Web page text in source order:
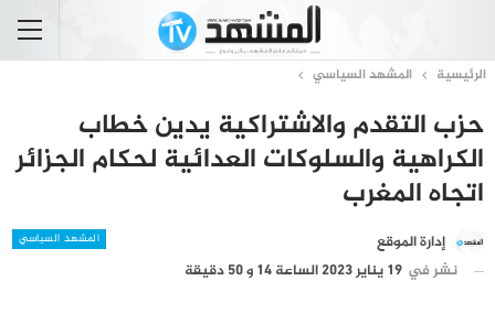
الرئيسية المشهد السياسي
حزب التقدم والاشتراكية يدين خطاب
الكراهية والسلوكات العدائية لحكام الجزائر
اتجاه المغرب
المشهد السياسي
إدارة الموقع
نشر في 19 يناير 2023 الساعة 14 و 50 دقيقة